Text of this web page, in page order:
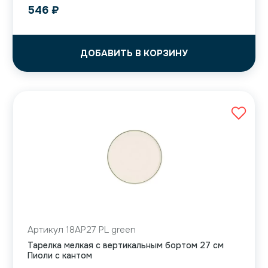
546 ₽
ДОБАВИТЬ В КОРЗИНУ
Артикул 18AP27 PL green
Тарелка мелкая с вертикальным бортом 27 см
Пиоли с кантом